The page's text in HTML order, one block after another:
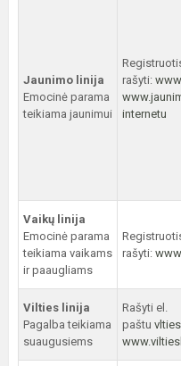
Jaunimo linija
Emocinė parama
teikiama jaunimui
rašyti:
internetu
Vaikų linija
Emocinė parama
teikiama vaikams
ir paaugliams
rašyti:
Vilties linija
Pagalba teikiama
suaugusiems
Rašyti el.
paštu